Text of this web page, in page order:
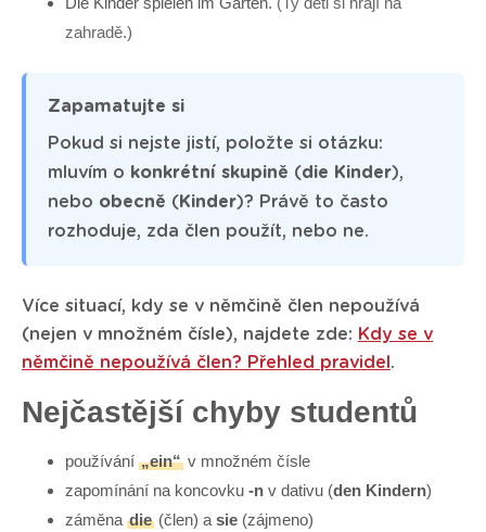
zahradě.)
Zapamatujte si
Pokud si nejste jistí, položte si otázku:
mluvím o konkrétní skupině (die Kinder),
nebo obecně (Kinder)? Právě to často
rozhoduje, zda člen použít, nebo ne.
Více situací, kdy se v němčině člen nepoužívá
(nejen v množném čísle), najdete zde: Kdy se v
němčině nepoužívá člen? Přehled pravidel .
Nejčastější chyby studentů
používání „ein“ v množném čísle
zapomínání na koncovku -n v dativu (den Kindern)
záměna die (člen) a sie (zájmeno)